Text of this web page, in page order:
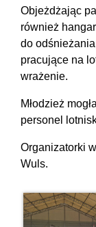
Objeżdżając
również
do
pracujące na
wrażenie.
Młodzież
personel
Organizatorki
Wuls.